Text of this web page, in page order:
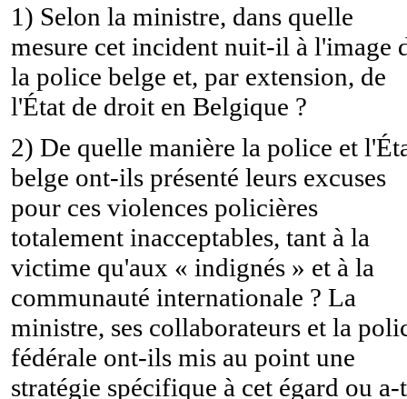
1) Selon la ministre, dans quelle
mesure cet incident nuit-il à l'image
la police belge et, par extension, de
l'État de droit en Belgique ?
2) De quelle manière la police et
belge ont-ils présenté leurs excuses
pour ces violences policières
totalement inacceptables, tant à la
victime qu'aux « indignés » et à la
communauté internationale ? La
ministre, ses collaborateurs et la
fédérale ont-ils mis au point une
stratégie spécifique à cet égard ou a-